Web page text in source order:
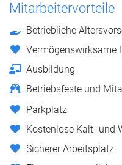
Mitarbeitervorteile
Betriebliche
Vermögenswirksame
Ausbildung
Betriebsfeste und
Parkplatz
Kostenlose Kalt- und
Sicherer Arbeitsplatz